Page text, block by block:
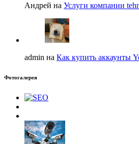
Андрей на Услуги компании
admin на Как купить аккаунты
Фотогалерея